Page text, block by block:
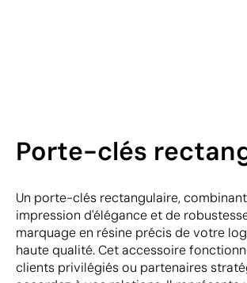
Porte-clés
Un porte-clés rectangulaire,
impression d'élégance et de
marquage en résine précis de votre
haute qualité. Cet accessoire
clients privilégiés ou partenaires